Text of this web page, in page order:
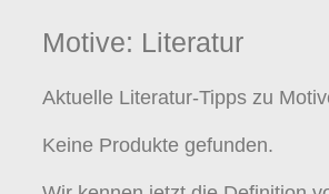
Motive als Grundlage.
unterschiedlich.
sollte man deren
Führungskräfte
Motive: Literatur
Aktuelle Literatur-Tipps zu
Keine Produkte gefunden.